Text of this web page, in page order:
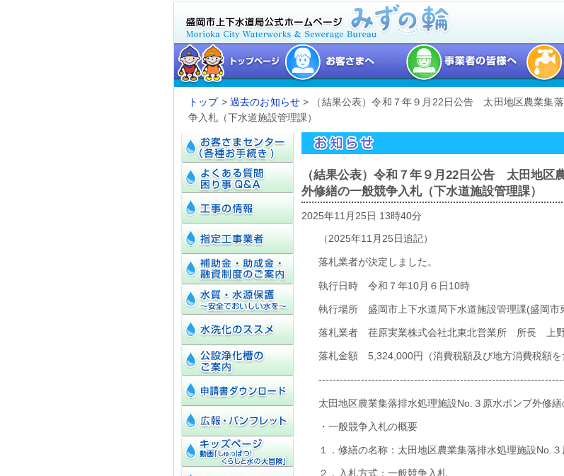
トップ> 過去のお知らせ > （結果公表）令和７年９月22日公告 太田地区農業集
争入札（下水道施設管理課）
（結果公表）令和７年９月22日公告 太田地区
外修繕の一般競争入札（下水道施設管理課）
2025年11月25日 13時40分
（2025年11月25日追記）
落札業者が決定しました。
執行日時 令和７年10月６日10時
執行場所 盛岡市上下水道局下水道施設管理課(盛岡市
落札業者 荏原実業株式会社北東北営業所 所長 上
落札金額 5,324,000円（消費税額及び地方消費税額を
太田地区農業集落排水処理施設No.３原水ポンプ外修繕
・一般競争入札の概要
１．修繕の名称：太田地区農業集落排水処理施設No.
２．入札方式：一般競争入札